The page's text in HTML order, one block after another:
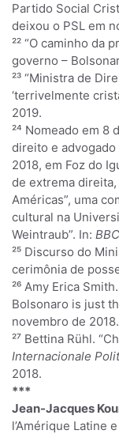
Partido Social
deixou o PSL em
²² “O caminho da
governo –
²³ “Ministra de
‘terrivelmente
2019.
²⁴ Nomeado em 8
direito e
2018, em Foz do
de extrema direita,
Américas”, uma
cultural na
Weintraub”. In:
²⁵ Discurso do
cerimônia de
²⁶ Amy Erica
Bolsonaro is just
novembro de 2018.
²⁷ Bettina Rühl.
Internacionale
2018.
***
Jean-Jacques
l’Amérique Latine